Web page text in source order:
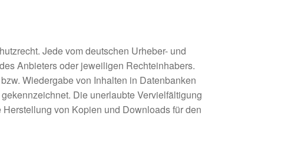
Jede vom deutschen Urheber- und
Anbieters oder jeweiligen Rechteinhabers.
Wiedergabe von Inhalten in Datenbanken
Die unerlaubte Vervielfältigung
von Kopien und Downloads für den